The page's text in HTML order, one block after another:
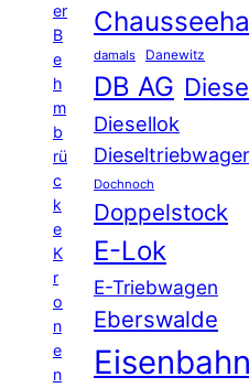
er
B
e
h
m
b
rü
c
k
e
K
r
o
n
e
n
damals Danewitz
DB AG
Diesellok
Dochnoch
Doppelstock
E-Lok
E-Triebwagen
Eberswalde
Eisenbahn